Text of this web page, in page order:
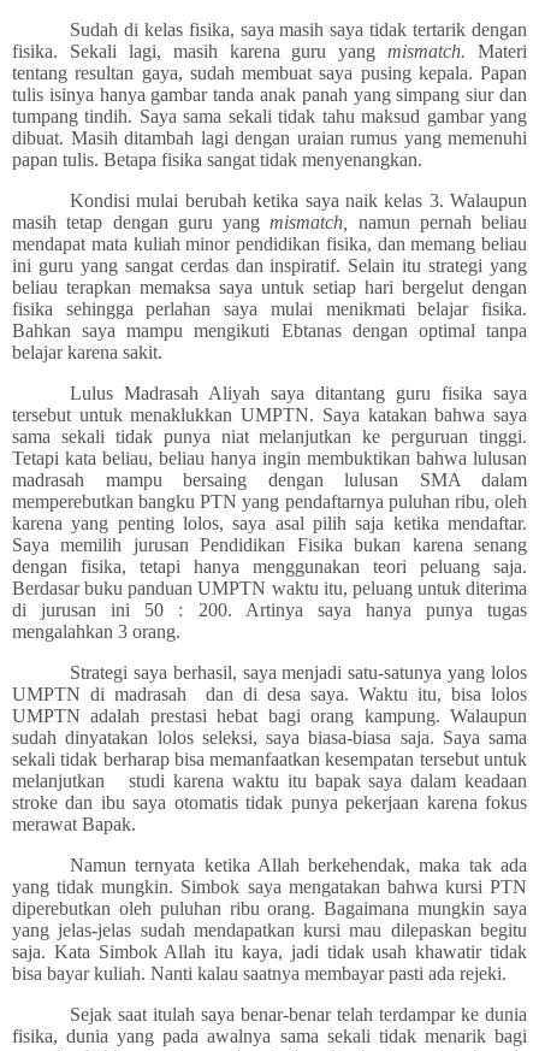
Sudah di kelas fisika, saya masih saya tidak tertarik dengan
fisika. Sekali lagi, masih karena guru yangmismatch. Materi
tentang resultan gaya, sudah membuat saya pusing kepala. Papan
tulis isinya hanya gambar tanda anak panah yang simpang siur dan
tumpang tindih. Saya sama sekali tidak tahu maksud gambar yang
dibuat. Masih ditambah lagi dengan uraian rumus yang memenuhi
papan tulis. Betapa fisika sangat tidak menyenangkan.
Kondisi mulai berubah ketika saya naik kelas 3. Walaupun
masih tetap dengan guru yangmismatch, namun pernah beliau
mendapat mata kuliah minor pendidikan fisika, dan memang beliau
ini guru yang sangat cerdas dan inspiratif. Selain itu strategi yang
beliau terapkan memaksa saya untuk setiap hari bergelut dengan
fisika sehingga perlahan saya mulai menikmati belajar fisika.
Bahkan saya mampu mengikuti Ebtanas dengan optimal tanpa
belajar karena sakit.
Lulus Madrasah Aliyah saya ditantang guru fisika saya
tersebut untuk menaklukkan UMPTN. Saya katakan bahwa saya
sama sekali tidak punya niat melanjutkan ke perguruan tinggi.
Tetapi kata beliau, beliau hanya ingin membuktikan bahwa lulusan
madrasah mampu bersaing dengan lulusan SMA dalam
memperebutkan bangku PTN yang pendaftarnya puluhan ribu, oleh
karena yang penting lolos, saya asal pilih saja ketika mendaftar.
Saya memilih jurusan Pendidikan Fisika bukan karena senang
dengan fisika, tetapi hanya menggunakan teori peluang saja.
Berdasar buku panduan UMPTN waktu itu, peluang untuk diterima
di jurusan ini 50 : 200. Artinya saya hanya punya tugas
mengalahkan 3 orang.
Strategi saya berhasil, saya menjadi satu-satunya yang lolos
UMPTN di madrasah
dan di desa saya. Waktu itu, bisa lolos
UMPTN adalah prestasi hebat bagi orang kampung. Walaupun
sudah dinyatakan lolos seleksi, saya biasa-biasa saja. Saya sama
sekali tidak berharap bisa memanfaatkan kesempatan tersebut untuk
melanjutkan
studi karena waktu itu bapak saya dalam keadaan
stroke dan ibu saya otomatis tidak punya pekerjaan karena fokus
merawat Bapak.
Namun ternyata ketika Allah berkehendak, maka tak ada
yang tidak mungkin. Simbok saya mengatakan bahwa kursi PTN
diperebutkan oleh puluhan ribu orang. Bagaimana mungkin saya
yang jelas-jelas sudah mendapatkan kursi mau dilepaskan begitu
saja. Kata Simbok Allah itu kaya, jadi tidak usah khawatir tidak
bisa bayar kuliah. Nanti kalau saatnya membayar pasti ada rejeki.
Sejak saat itulah saya benar-benar telah terdampar ke dunia
fisika, dunia yang pada awalnya sama sekali tidak menarik bagi